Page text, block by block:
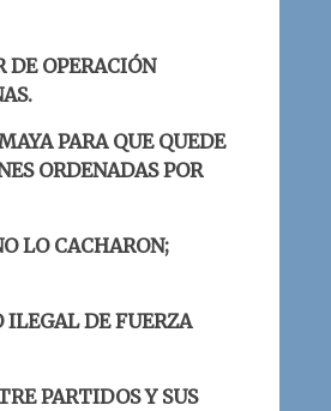
OPERACIÓN
PARA QUE QUEDE
ORDENADAS POR
LO CACHARON;
ILEGAL DE FUERZA
PARTIDOS Y SUS